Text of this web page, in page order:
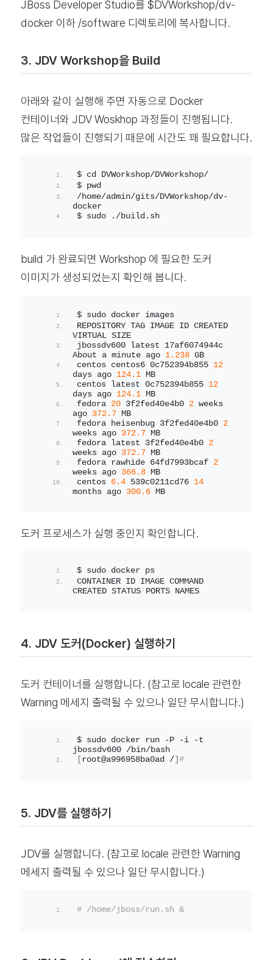
JBoss Developer Studio를 $DVWorkshop/dv-
docker 이하 /software 디렉토리에 복사합니다.
3. JDV Workshop을 Build
아래와 같이 실행해 주면 자동으로 Docker
컨테이너와 JDV Woskhop 과정들이 진행됩니다.
많은 작업들이 진행되기 때문에 시간도 꽤 필요합니다.
$ cd DVWorkshop/DVWorkshop/
$ pwd
/home/admin/gits/DVWorkshop/dv-
docker
$ sudo ./build.sh
build 가 완료되면 Workshop 에 필요한 도커
이미지가 생성되었는지 확인해 봅니다.
$ sudo docker images
REPOSITORY TAG IMAGE ID CREATED
VIRTUAL SIZE
jbossdv600 latest 17af6074944c
About a minute ago 1.238 GB
centos centos6 0c752394b855 12
days ago 124.1 MB
centos latest 0c752394b855 12
days ago 124.1 MB
fedora 20 3f2fed40e4b0 2 weeks
ago 372.7 MB
fedora heisenbug 3f2fed40e4b0 2
weeks ago 372.7 MB
fedora latest 3f2fed40e4b0 2
weeks ago 372.7 MB
fedora rawhide 64fd7993bcaf 2
weeks ago 366.8 MB
centos 6.4 539c0211cd76 14
months ago 300.6 MB
도커 프로세스가 실행 중인지 확인합니다.
$ sudo docker ps
CONTAINER ID IMAGE COMMAND
CREATED STATUS PORTS NAMES
4. JDV 도커(Docker) 실행하기
도커 컨테이너를 실행합니다. (참고로 locale 관련한
Warning 메세지 출력될 수 있으나 일단 무시합니다.)
$ sudo docker run -P -i -t
jbossdv600 /bin/bash
[ root@a996958ba0ad / ] #
5. JDV를 실행하기
JDV를 실행합니다. (참고로 locale 관련한 Warning
메세지 출력될 수 있으나 일단 무시합니다.)
# /home/jboss/run.sh &